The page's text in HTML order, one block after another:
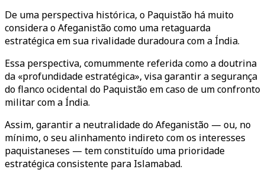
De uma perspectiva histórica, o Paquistão há muito
considera o Afeganistão como uma retaguarda
estratégica em sua rivalidade duradoura com a Índia.
Essa perspectiva, comummente referida como a doutrina
da «profundidade estratégica», visa garantir a segurança
do flanco ocidental do Paquistão em caso de um confronto
militar com a Índia.
Assim, garantir a neutralidade do Afeganistão — ou, no
mínimo, o seu alinhamento indireto com os interesses
paquistaneses — tem constituído uma prioridade
estratégica consistente para Islamabad.